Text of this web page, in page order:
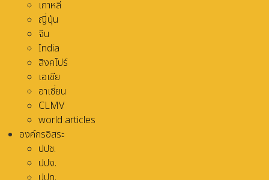
เกาหลี
ญี่ปุ่น
จีน
India
สิงคโปร์
เอเชีย
อาเชี่ยน
CLMV
world articles
องค์กรอิสระ
ปปช.
ปปง.